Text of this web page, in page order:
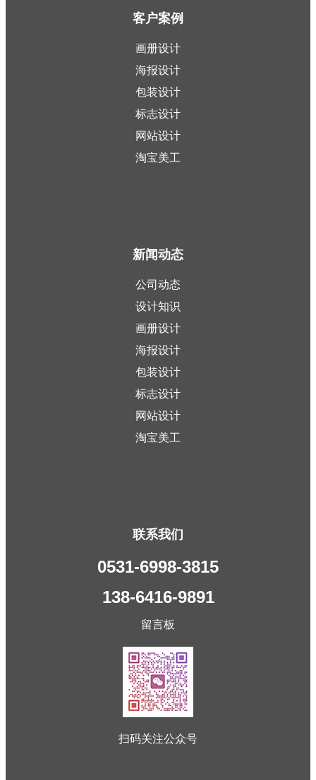
客户案例
画册设计
海报设计
包装设计
标志设计
网站设计
淘宝美工
新闻动态
公司动态
设计知识
画册设计
海报设计
包装设计
标志设计
网站设计
淘宝美工
联系我们
0531-6998-3815
138-6416-9891
留言板
扫码关注公众号